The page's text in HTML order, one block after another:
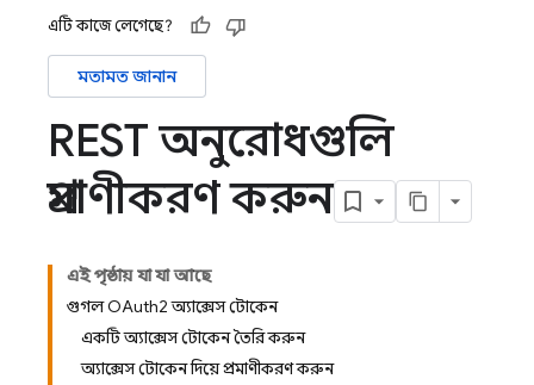
এটি কাজে লেগেছে?
মতামত জানান
REST অনুরোধগুলি
প্রমাণীকরণ করুন
এই পৃষ্ঠায় যা যা আছে
গুগল OAuth2 অ্যাক্সেস টোকেন
একটি অ্যাক্সেস টোকেন তৈরি করুন
অ্যাক্সেস টোকেন দিয়ে প্রমাণীকরণ করুন